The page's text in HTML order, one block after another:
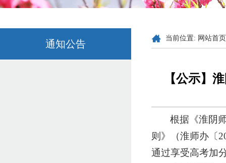
通知公告
当前位置: 网站首页
【公示】
根据《淮阴
则》（淮师办〔
通过享受高考加